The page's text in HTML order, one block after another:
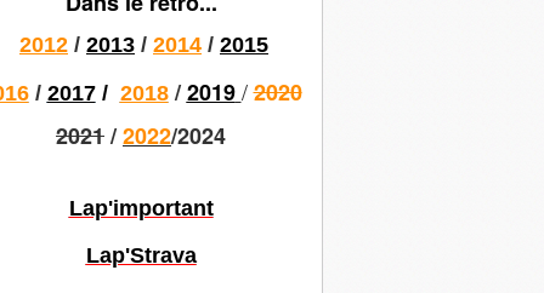
2012 / 2013 / 2014 / 2015
/ 2017/ 2018 / 2019 /2020
2021/2022/2024
Lap'important
Lap'Strava